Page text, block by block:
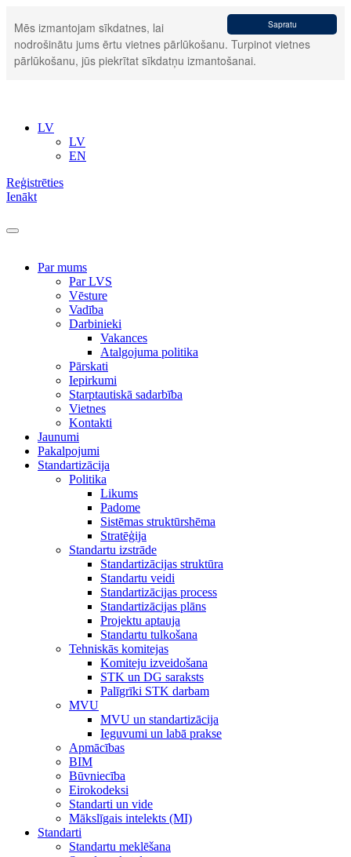
Sapratu
Mēs izmantojam sīkdatnes, lai
nodrošinātu jums ērtu vietnes pārlūkošanu. Turpinot vietnes
pārlūkošanu, jūs piekrītat sīkdatņu izmantošanai.
LV
LV
EN
Reģistrēties
Ienākt
Par mums
Par LVS
Vēsture
Vadība
Darbinieki
Vakances
Atalgojuma politika
Pārskati
Iepirkumi
Starptautiskā sadarbība
Vietnes
Kontakti
Jaunumi
Pakalpojumi
Standartizācija
Politika
Likums
Padome
Sistēmas struktūrshēma
Stratēģija
Standartu izstrāde
Standartizācijas struktūra
Standartu veidi
Standartizācijas process
Standartizācijas plāns
Projektu aptauja
Standartu tulkošana
Tehniskās komitejas
Komiteju izveidošana
STK un DG saraksts
Palīgrīki STK darbam
MVU
MVU un standartizācija
Ieguvumi un labā prakse
Apmācības
BIM
Būvniecība
Eirokodeksi
Standarti un vide
Mākslīgais intelekts (MI)
Standarti
Standartu meklēšana